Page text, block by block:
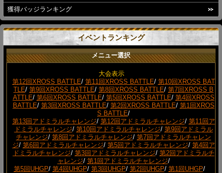
獲得バッジランキング
イベントランキング
メニュー選択
大会表示
第12回XROSS BATTLE/ 第11回XROSS BATTLE/ 第10回XROSS BAT
TLE/ 第9回XROSS BATTLE/ 第8回XROSS BATTLE/ 第7回XROSS B
ATTLE/ 第6回XROSS BATTLE/ 第5回XROSS BATTLE/ 第4回XROSS
BATTLE/ 第3回XROSS BATTLE/ 第2回XROSS BATTLE/ 第1回XROS
S BATTLE/
第13回アドミラルチャレンジ/ 第12回アドミラルチャレンジ/ 第11回ア
ドミラルチャレンジ/ 第10回アドミラルチャレンジ/ 第9回アドミラル
チャレンジ/ 第8回アドミラルチャレンジ/ 第7回アドミラルチャレン
ジ/ 第6回アドミラルチャレンジ/ 第5回アドミラルチャレンジ/ 第4回ア
ドミラルチャレンジ/ 第3回アドミラルチャレンジ/ 第2回アドミラルチ
ャレンジ/ 第1回アドミラルチャレンジ/
第5回UHGP/ 第4回UHGP/ 第3回UHGP/ 第2回UHGP/ 第1回UHGP/